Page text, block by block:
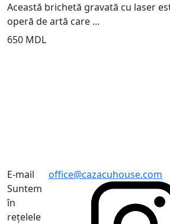
Această brichetă gravată cu laser
operă de artă care ...
650 MDL
E-mail
office@cazacuhouse.com
Suntem
în
rețelele